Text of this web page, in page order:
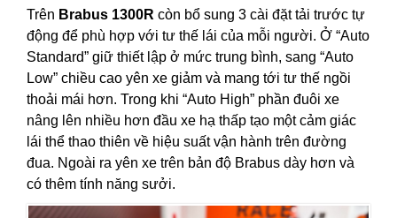
Trên Brabus 1300R còn bổ sung 3 cài đặt tải trước tự
động để phù hợp với tư thế lái của mỗi người. Ở “Auto
Standard” giữ thiết lập ở mức trung bình, sang “Auto
Low” chiều cao yên xe giảm và mang tới tư thế ngồi
thoải mái hơn. Trong khi “Auto High” phần đuôi xe
nâng lên nhiều hơn đầu xe hạ thấp tạo một cảm giác
lái thể thao thiên về hiệu suất vận hành trên đường
đua. Ngoài ra yên xe trên bản độ Brabus dày hơn và
có thêm tính năng sưởi.